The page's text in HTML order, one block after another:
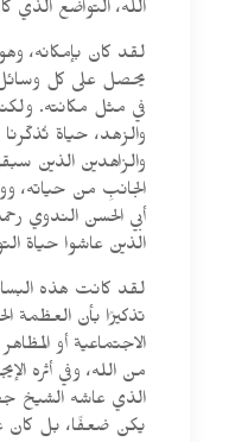
الله، التواضع
لقد كان بإمكانه،
يحصل على كل وسائل
في مثل مكانته.
والزهد، حياة تُذكّرنا
والزاهدين الذين
الجانبِ من حياته،
أبي الحسن الندوي رحمه
الذين عاشوا حياة
لقد كانت هذه
تذكيرًا بأن العظمة
الاجتماعية أو
من الله، وفي أثره
الذي عاشه الشيخ
يكن ضعفًا، بل كان